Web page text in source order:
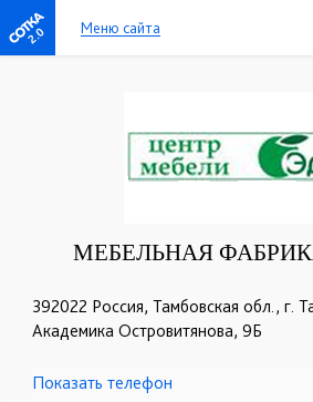
2.0 Меню сайта
МЕБЕЛЬНАЯ
392022 Россия, Тамбовская обл., г.
Академика Островитянова, 9Б
☎+7 (910) 652-89-53 Александра
Показать телефон